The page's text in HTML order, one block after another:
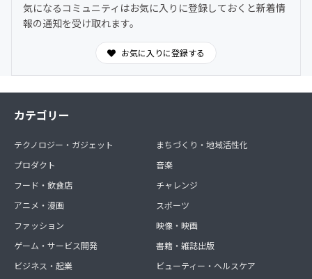
気になるコミュニティはお気に入りに登録しておくと新着情
報の通知を受け取れます。
お気に入りに登録する
カテゴリー
テクノロジー・ガジェット
プロダクト
フード・飲食店
アニメ・漫画
ファッション
ゲーム・サービス開発
ビジネス・起業
まちづくり・地域活性化
音楽
チャレンジ
スポーツ
映像・映画
書籍・雑誌出版
ビューティー・ヘルスケア